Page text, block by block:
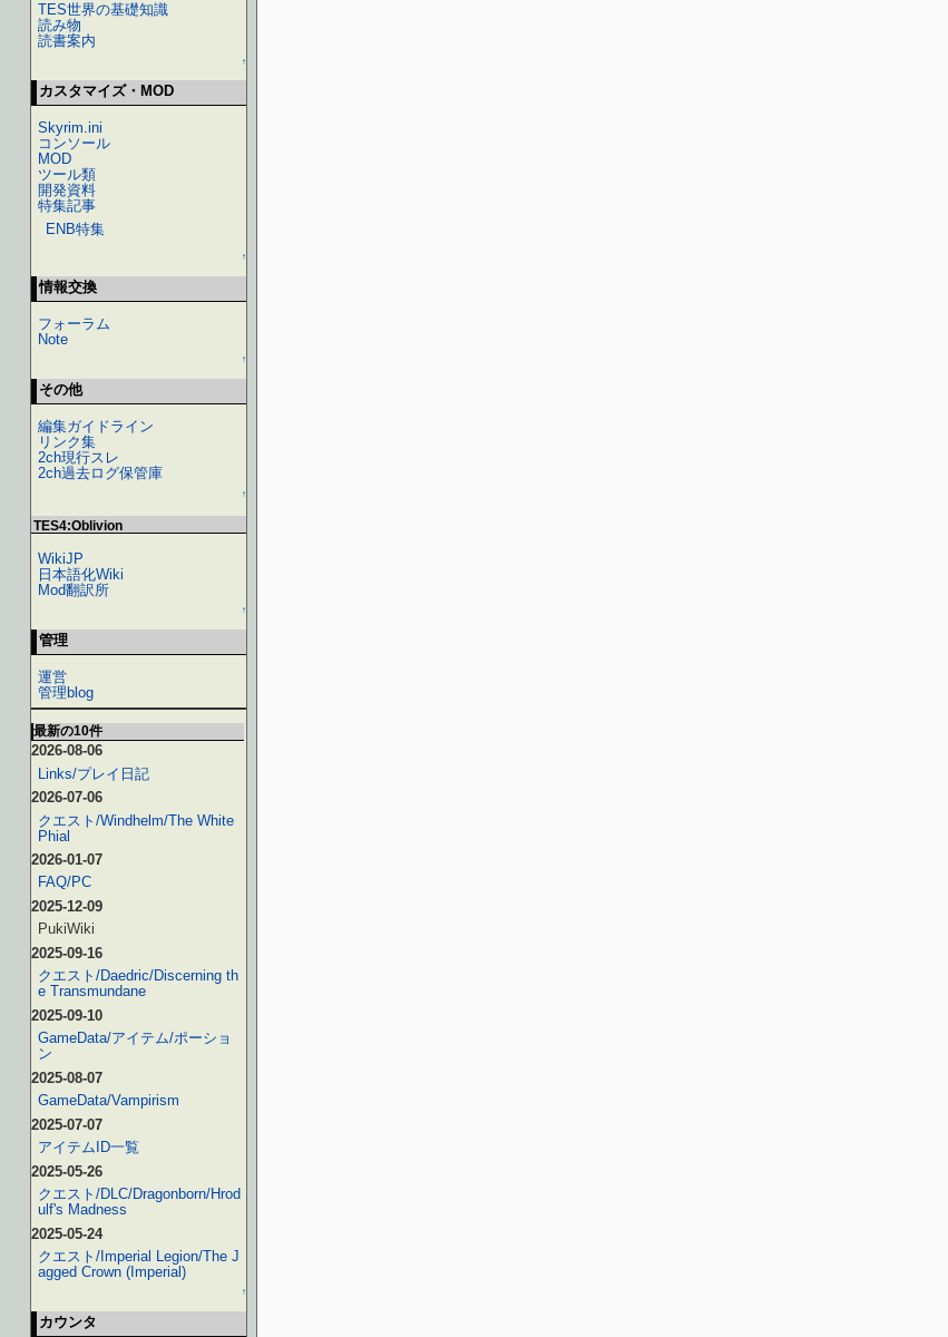
TES世界の基礎知識
読み物
読書案内
↑
カスタマイズ・MOD
Skyrim.ini
コンソール
MOD
ツール類
開発資料
特集記事
ENB特集
↑
情報交換
フォーラム
Note
↑
その他
編集ガイドライン
リンク集
2ch現行スレ
2ch過去ログ保管庫
↑
TES4:Oblivion
WikiJP
日本語化Wiki
Mod翻訳所
↑
管理
運営
管理blog
最新の10件
2026-08-06
Links/プレイ日記
2026-07-06
クエスト/Windhelm/The White
Phial
2026-01-07
FAQ/PC
2025-12-09
PukiWiki
2025-09-16
クエスト/Daedric/Discerning th
e Transmundane
2025-09-10
GameData/アイテム/ポーショ
ン
2025-08-07
GameData/Vampirism
2025-07-07
アイテムID一覧
2025-05-26
クエスト/DLC/Dragonborn/Hrod
ulf's Madness
2025-05-24
クエスト/Imperial Legion/The J
agged Crown (Imperial)
↑
カウンタ